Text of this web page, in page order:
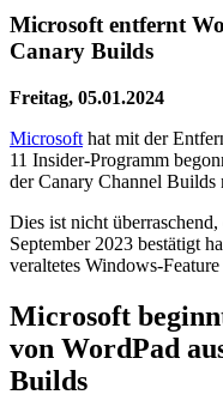
Microsoft entfernt
Canary Builds
Freitag, 05.01.2024
Microsoft hat mit der
11 Insider-Programm
der Canary Channel Builds
Dies ist nicht
September 2023 bestätigt
veraltetes Windows-
Microsoft
von WordPad
Builds